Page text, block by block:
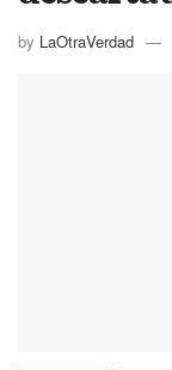
by LaOtraVerdad